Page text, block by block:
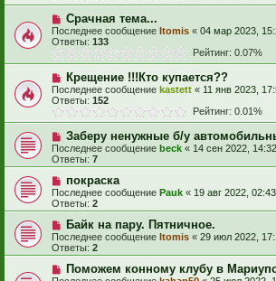
Срачная тема...
Последнее сообщение Itomis « 04 мар 2023,
Ответы: 133
Рейтинг: 0.07%
Крещение !!!Кто купается??
Последнее сообщение kastett « 11 янв 2023,
Ответы: 152
Рейтинг: 0.01%
Заберу ненужные б/у
Последнее сообщение beck « 14 сен 2022, 14:32
Ответы: 7
покраска
Последнее сообщение Pauk « 19 авг 2022, 02:43
Ответы: 2
Байк на пару. Пятничное.
Последнее сообщение Itomis « 29 июл 2022,
Ответы: 2
Поможем конному клубу в